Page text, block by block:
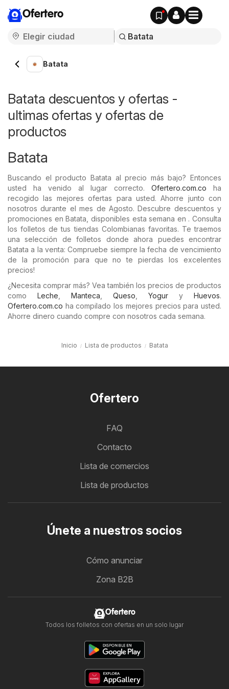
Ofertero
Batata
Batata descuentos y ofertas -
ultimas ofertas y ofertas de
productos
Batata
Buscando el producto Batata al precio más bajo? Entonces
usted ha venido al lugar correcto. Ofertero.com.co ha
recogido las mejores ofertas para usted. Ahorre junto con
nosotros durante el mes de Agosto. Descubre descuentos y
promociones en Batata, disponibles esta semana en . Consulta
los folletos de tus tiendas Colombianas favoritas. Te traemos
una selección de folletos donde ahora puedes encontrar
Batata a la venta: Compruebe siempre la fecha de vencimiento
de la promoción para que no te pierdas los excelentes
precios!
¿Necesita comprar más? Vea también los precios de productos
como Leche Manteca Queso Yogur y Huevos.
Ofertero.com.co ha compilado los mejores precios para usted.
Ahorre dinero cuando compre con nosotros cada semana.
Inicio Lista de productos Batata
Ofertero
FAQ
Contacto
Lista de comercios
Lista de productos
Únete a nuestros socios
Cómo anunciar
Zona B2B
Ofertero
Todos los folletos con ofertas en un solo lugar